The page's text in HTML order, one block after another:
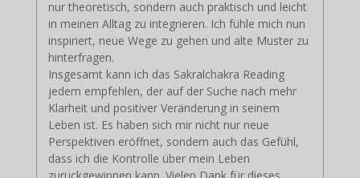
nur theoretisch, sondern auch praktisch und leicht
in meinen Alltag zu integrieren. Ich fühle mich nun
inspiriert, neue Wege zu gehen und alte Muster zu
hinterfragen.
Insgesamt kann ich das Sakralchakra Reading
jedem empfehlen, der auf der Suche nach mehr
Klarheit und positiver Veränderung in seinem
Leben ist. Es haben sich mir nicht nur neue
Perspektiven eröffnet, sondern auch das Gefühl,
dass ich die Kontrolle über mein Leben